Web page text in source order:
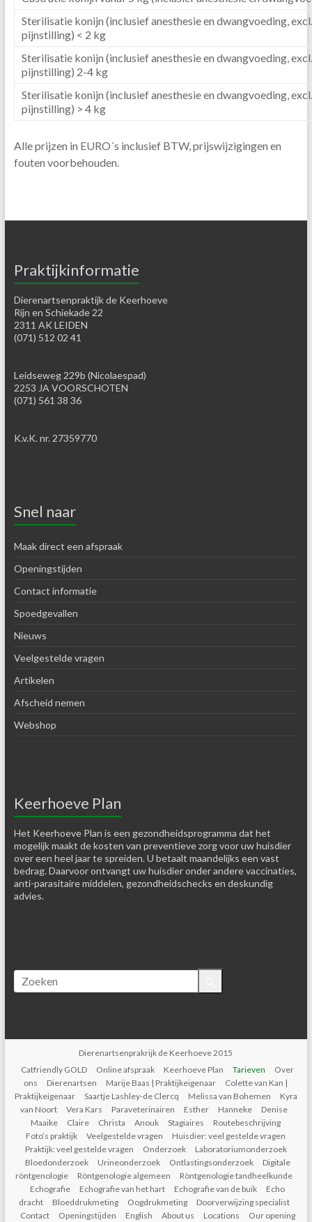
Sterilisatie konijn (inclusief anesthesie en dwangvoeding, excl.
pijnstilling) < 2 kg
Sterilisatie konijn (inclusief anesthesie en dwangvoeding, excl.
pijnstilling) 2-4 kg
Sterilisatie konijn (inclusief anesthesie en dwangvoeding, excl.
pijnstilling) > 4 kg
Alle prijzen in EURO´s inclusief BTW, prijswijzigingen en
fouten voorbehouden.
Praktijkinformatie
Dierenartsenpraktijk de Keerhoeve
Rijn en Schiekade 22
2311 AK LEIDEN
(071) 512 02 41
Leidseweg 229b (Nicolaespad)
2253 JA VOORSCHOTEN
(071) 561 38 36
K.v.K. nr. 27359770
Snel naar
Maak direct een afspraak
Openingstijden
Contact informatie
Spoedgevallen
Nieuws
Veelgestelde vragen
Artikelen
Afscheid nemen
Webshop
Keerhoeve Plan
Het Keerhoeve Plan is een gezondheidsprogramma dat het
mogelijk maakt de kosten van preventieve zorg voor uw huisdier
over een heel jaar te spreiden. U betaalt maandelijks een vast
bedrag. Daarvoor ontvangt uw huisdier onder andere vaccinaties,
anti-parasitaire middelen, gezondheidschecks en deskundig
advies.
Dierenartsenprakrijk de Keerhoeve 2015
Catfriendly GOLD
Online afspraak Keerhoeve Plan Tarieven
Over
ons
Dierenartsen Marije Baas | Praktijkeigenaar
Colette van Kan |
Praktijkeigenaar
Saartje Lashley-de Clercq Melissa van Bohemen
Kyra
van Noort
Vera Kars Paraveterinairen Esther Hanneke
Denise
Maaike
Claire Christa Anouk Stagiaires
Routebeschrijving
Foto’s praktijk
Veelgestelde vragen
Huisdier: veel gestelde vragen
Praktijk: veel gestelde vragen
Onderzoek
Laboratoriumonderzoek
Bloedonderzoek
Urineonderzoek Ontlastingsonderzoek
Digitale
röntgenologie
Röntgenologie algemeen
Röntgenologie tandheelkunde
Echografie
Echografie van het hart Echografie van de buik
Echo
dracht
Bloeddrukmeting Oogdrukmeting
Doorverwijzing specialist
Contact
Openingstijden English About us Locations
Our opening